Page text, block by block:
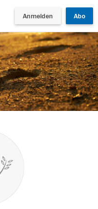
Anmelden Abo